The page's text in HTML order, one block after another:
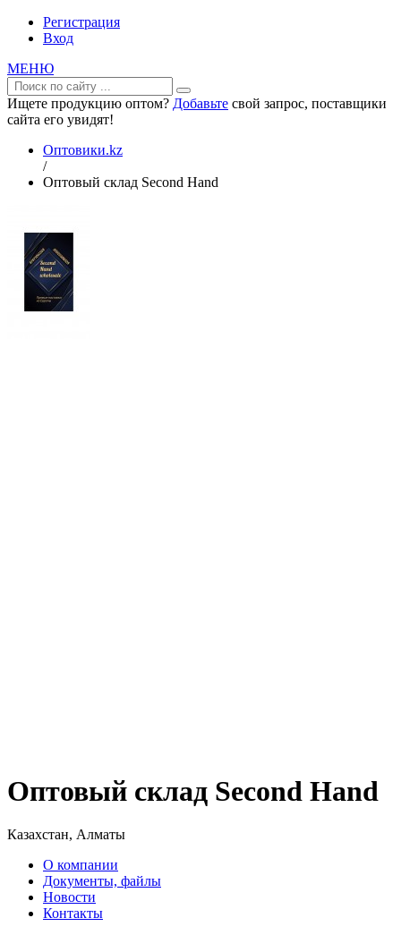
Регистрация
Вход
МЕНЮ
Ищете продукцию оптом? Добавьте свой запрос, поставщики
сайта его увидят!
Оптовики.kz
/
Оптовый склад Second Hand
Оптовый склад Second Hand
Казахстан, Алматы
О компании
Документы, файлы
Новости
Контакты